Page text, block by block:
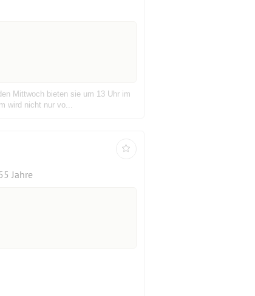
Mittwoch bieten sie um 13 Uhr im
wird nicht nur vo...
Jahre